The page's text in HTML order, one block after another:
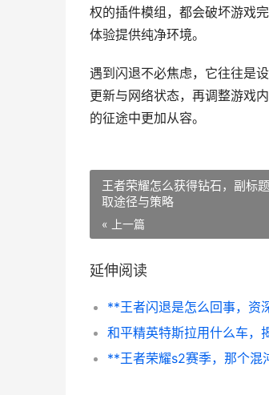
权的插件模组，都会破坏游戏
体验提供纯净环境。
遇到闪退不必焦虑，它往往是
更新与网络状态，再调整游戏
的征途中更加从容。
王者荣耀怎么获得钻石，副标
取途径与策略
« 上一篇
延伸阅读
**王者荣耀s2赛季，那个混